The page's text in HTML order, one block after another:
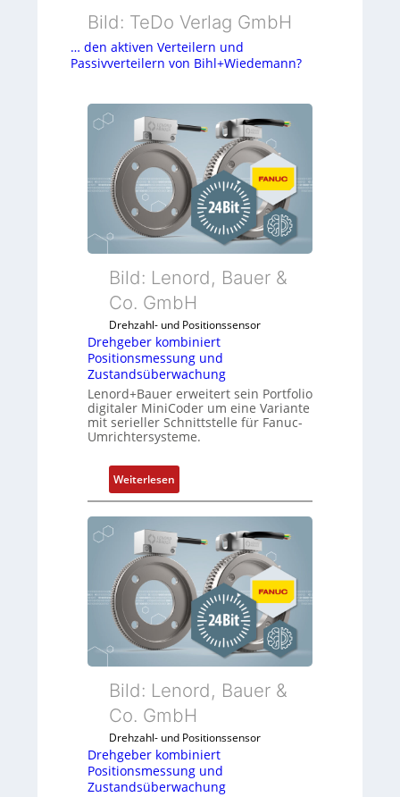
Bild: TeDo Verlag GmbH
… den aktiven Verteilern und
Passivverteilern von Bihl+Wiedemann?
Bild: Lenord, Bauer &
Co. GmbH
Drehzahl- und Positionssensor
Drehgeber kombiniert
Positionsmessung und
Zustandsüberwachung
Lenord+Bauer erweitert sein Portfolio
digitaler MiniCoder um eine Variante
mit serieller Schnittstelle für Fanuc-
Umrichtersysteme.
Weiterlesen
D
r
e
h
g
b
e
r
k
o
b
i
n
i
Bild: Lenord, Bauer &
Co. GmbH
Drehzahl- und Positionssensor
Drehgeber kombiniert
Positionsmessung und
Zustandsüberwachung